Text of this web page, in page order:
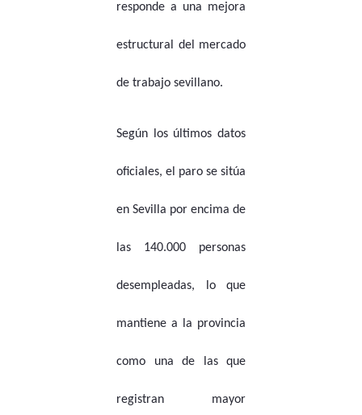
responde a una mejora
estructural del mercado
de trabajo sevillano.
Según los últimos datos
oficiales, el paro se sitúa
en Sevilla por encima de
las 140.000 personas
desempleadas, lo que
mantiene a la provincia
como una de las que
registran mayor